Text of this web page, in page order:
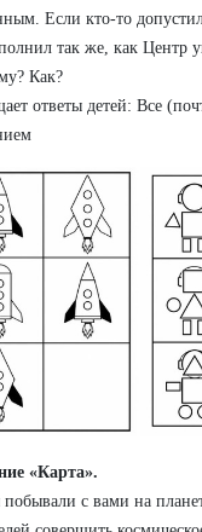
Если кто-то
так же, как Центр
Как?
ответы детей: Все
«Карта».
с вами на